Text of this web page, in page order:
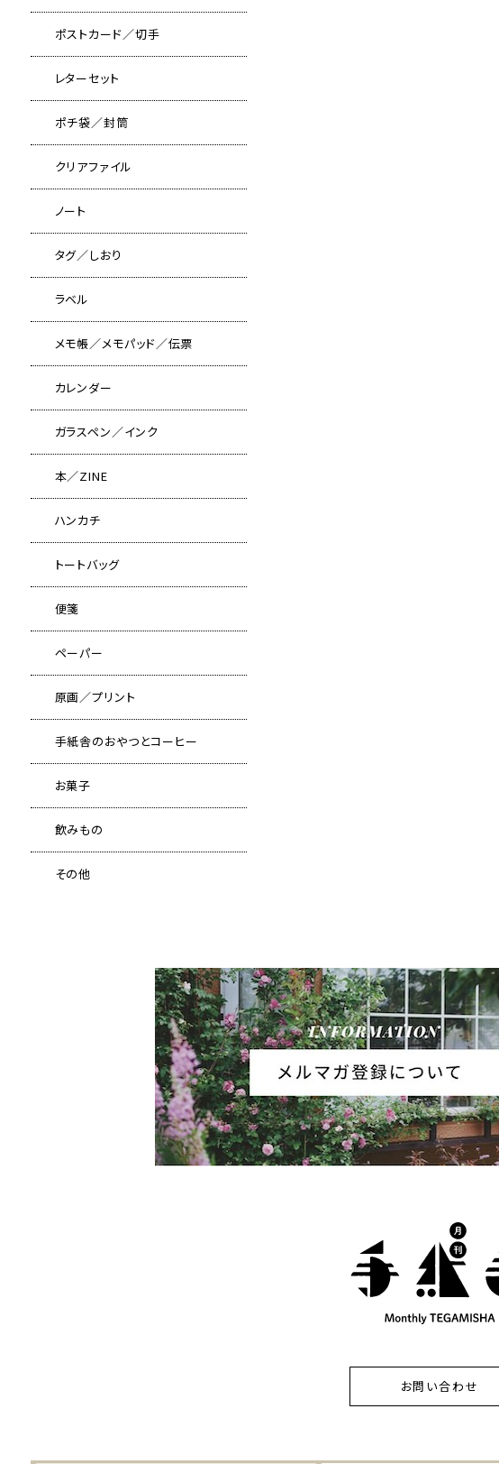
ポストカード／切手
レターセット
ポチ袋／封筒
クリアファイル
ノート
タグ／しおり
ラベル
メモ帳／メモパッド／伝票
カレンダー
ガラスペン／インク
本／ZINE
ハンカチ
トートバッグ
便箋
ペーパー
原画／プリント
手紙舎のおやつとコーヒー
お菓子
飲みもの
その他
お問い合わせ